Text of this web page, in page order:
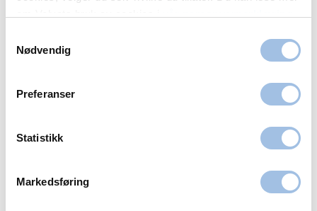
Nødvendig
Preferanser
Statistikk
Markedsføring
Våre behandlere: Sterilisering av menn i